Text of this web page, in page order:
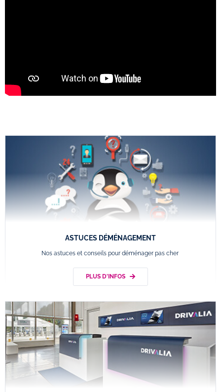
ASTUCES DÉMÉNAGEMENT
Nos astuces et conseils pour déménager pas cher
PLUS D'INFOS